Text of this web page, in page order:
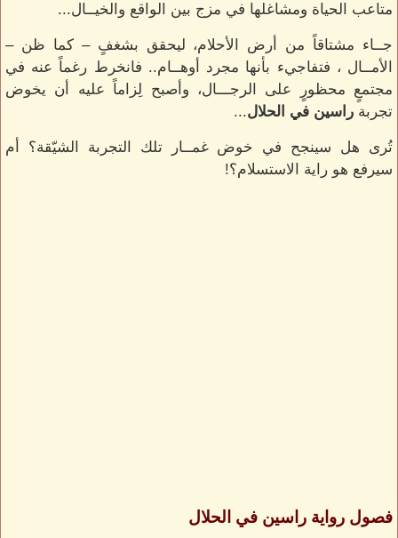
متاعب الحياة ومشاغلها في مزج بين الواقع والخيــال...
جــاء مشتاقاً من أرض الأحلام، ليحقق بشغفٍ – كما ظن –
الأمــال ، فتفاجيء بأنها مجرد أوهــام.. فانخرط رغماً عنه في
مجتمعٍ محظورٍ على الرجـــال، وأصبح لِزاماً عليه أن يخوض
تجربة راسين في الحلال...
تُرى هل سينجح في خوض غمــار تلك التجربة الشيّقة؟ أم
سيرفع هو راية الاستسلام؟!
فصول رواية راسين في الحلال